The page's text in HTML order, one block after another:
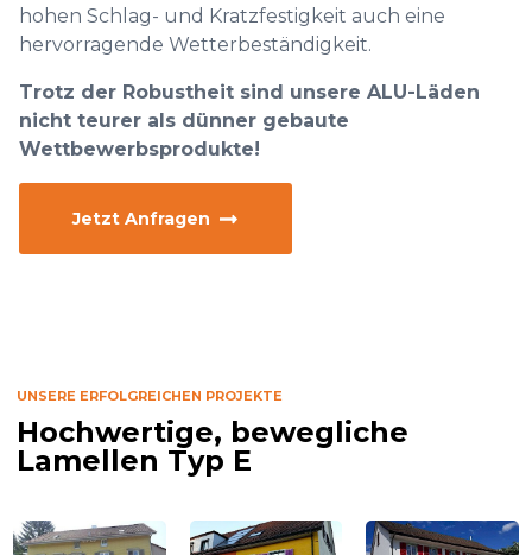
hohen Schlag- und Kratzfestigkeit auch eine
hervorragende Wetterbeständigkeit.
Trotz der Robustheit sind unsere ALU-Läden
nicht teurer als dünner gebaute
Wettbewerbsprodukte!
Jetzt Anfragen
UNSERE ERFOLGREICHEN PROJEKTE
Hochwertige, bewegliche
Lamellen Typ E